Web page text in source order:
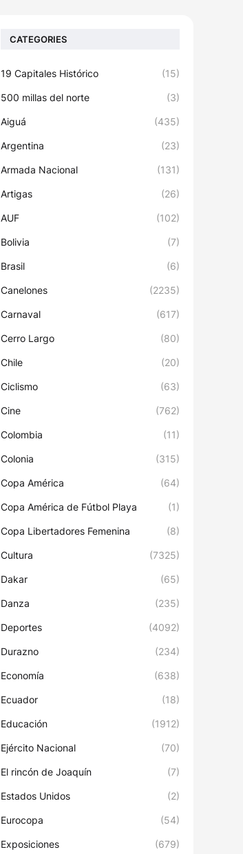
CATEGORIES
19 Capitales Histórico (15)
500 millas del norte (3)
Aiguá (435)
Argentina (23)
Armada Nacional (131)
Artigas (26)
AUF (102)
Bolivia (7)
Brasil (6)
Canelones (2235)
Carnaval (617)
Cerro Largo (80)
Chile (20)
Ciclismo (63)
Cine (762)
Colombia (11)
Colonia (315)
Copa América (64)
Copa América de Fútbol Playa (1)
Copa Libertadores Femenina (8)
Cultura (7325)
Dakar (65)
Danza (235)
Deportes (4092)
Durazno (234)
Economía (638)
Ecuador (18)
Educación (1912)
Ejército Nacional (70)
El rincón de Joaquín (7)
Estados Unidos (2)
Eurocopa (54)
Exposiciones (679)